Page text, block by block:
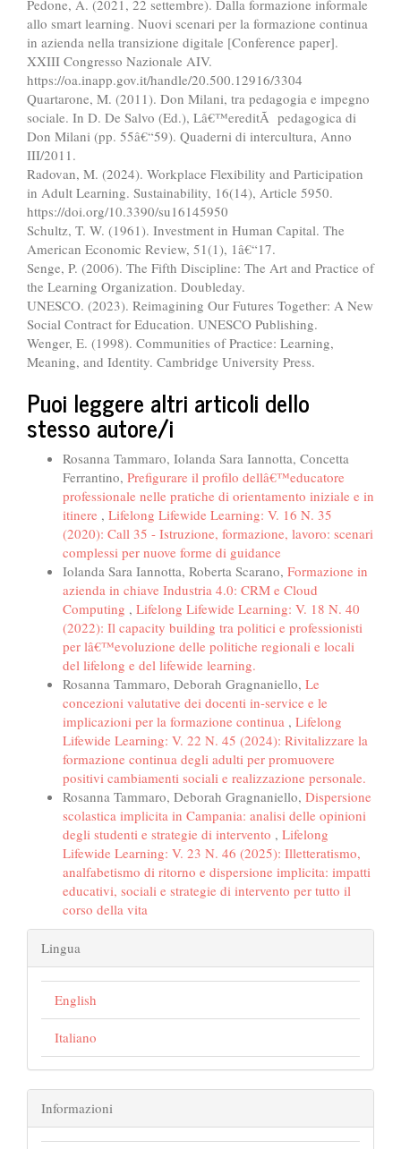
Pedone, A. (2021, 22 settembre). Dalla formazione informale
allo smart learning. Nuovi scenari per la formazione continua
in azienda nella transizione digitale [Conference paper].
XXIII Congresso Nazionale AIV.
https://oa.inapp.gov.it/handle/20.500.12916/3304
Quartarone, M. (2011). Don Milani, tra pedagogia e impegno
sociale. In D. De Salvo (Ed.), Lâ€™ereditÃ pedagogica di
Don Milani (pp. 55â€“59). Quaderni di intercultura, Anno
III/2011.
Radovan, M. (2024). Workplace Flexibility and Participation
in Adult Learning. Sustainability, 16(14), Article 5950.
https://doi.org/10.3390/su16145950
Schultz, T. W. (1961). Investment in Human Capital. The
American Economic Review, 51(1), 1â€“17.
Senge, P. (2006). The Fifth Discipline: The Art and Practice of
the Learning Organization. Doubleday.
UNESCO. (2023). Reimagining Our Futures Together: A New
Social Contract for Education. UNESCO Publishing.
Wenger, E. (1998). Communities of Practice: Learning,
Meaning, and Identity. Cambridge University Press.
Puoi leggere altri articoli dello
stesso autore/i
Rosanna Tammaro, Iolanda Sara Iannotta, Concetta
Ferrantino, Prefigurare il profilo dellâ€™educatore
professionale nelle pratiche di orientamento iniziale e in
itinere , Lifelong Lifewide Learning: V. 16 N. 35
(2020): Call 35 - Istruzione, formazione, lavoro: scenari
complessi per nuove forme di guidance
Iolanda Sara Iannotta, Roberta Scarano, Formazione in
azienda in chiave Industria 4.0: CRM e Cloud
Computing , Lifelong Lifewide Learning: V. 18 N. 40
(2022): Il capacity building tra politici e professionisti
per lâ€™evoluzione delle politiche regionali e locali
del lifelong e del lifewide learning.
Rosanna Tammaro, Deborah Gragnaniello, Le
concezioni valutative dei docenti in-service e le
implicazioni per la formazione continua , Lifelong
Lifewide Learning: V. 22 N. 45 (2024): Rivitalizzare la
formazione continua degli adulti per promuovere
positivi cambiamenti sociali e realizzazione personale.
Rosanna Tammaro, Deborah Gragnaniello, Dispersione
scolastica implicita in Campania: analisi delle opinioni
degli studenti e strategie di intervento , Lifelong
Lifewide Learning: V. 23 N. 46 (2025): Illetteratismo,
analfabetismo di ritorno e dispersione implicita: impatti
educativi, sociali e strategie di intervento per tutto il
corso della vita
Lingua
English
Italiano
Informazioni